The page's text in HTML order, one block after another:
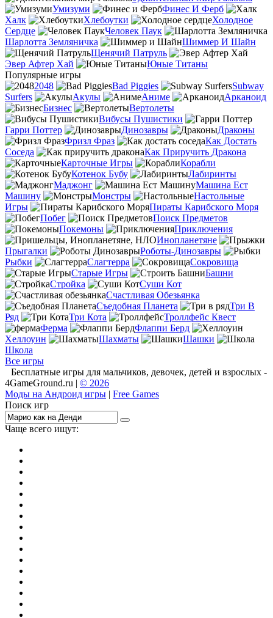
Умизуми
Финес И Ферб
Халк
Хлебоутки
Холодное
Сердце
Человек Паук
Шарлотта Земляничка
Шиммер И Шайн
Щенячий Патруль
Эвер Афтер Хай
Юные Титаны
Популярные игры
2048
Bad Piggies
Subway
Surfers
Акулы Аниме
Арканоид
Бизнес
Вертолеты
Вибусы Пушистики
Гарри Поттер
Динозавры
Драконы
Фризл Фраз
Как Достать
Соседа
Как Приручить Дракона
Карточные Игры
Корабли
Котенок Бубу
Лабиринты
Маджонг
Машина Ест
Машину
Монстры
Настольные
Игры
Пираты Карибского Моря
Побег
Поиск Предметов
Покемоны
Приключения
Инопланетяне
Прыгалки
Роботы-Динозавры
Рыбки
Слагтерра
Сокровища
Старые Игры
Башни
Стройка
Суши Кот
Счастливая Обезьянка
Съедобная Планета
Три В
Ряд
Три Кота
Троллфейс Квест
Ферма
Флаппи Берд
Хеллоуин
Шахматы
Шашки
Школа
Все игры
Бесплатные игры для мальчиков, девочек, детей и взрослых -
4GameGround.ru | © 2026
Моды на Андроид игры | Free Games
Поиск игр
Чаще всего ищут: